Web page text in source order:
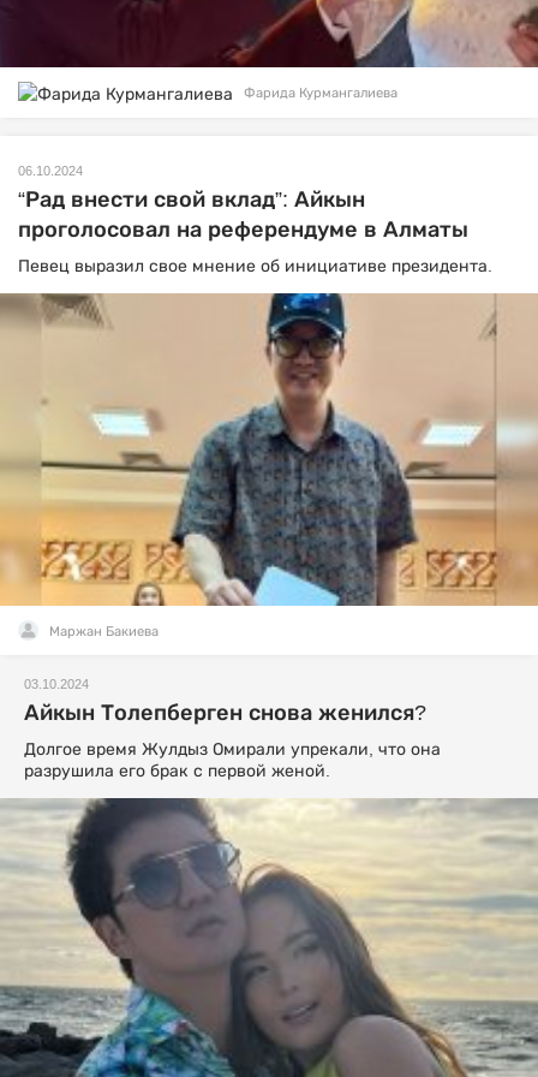
Фарида Курмангалиева
06.10.2024
“Рад внести свой вклад”: Айкын
проголосовал на референдуме в Алматы
Певец выразил свое мнение об инициативе президента.
Маржан Бакиева
03.10.2024
Айкын Толепберген снова женился?
Долгое время Жулдыз Омирали упрекали, что она
разрушила его брак с первой женой.